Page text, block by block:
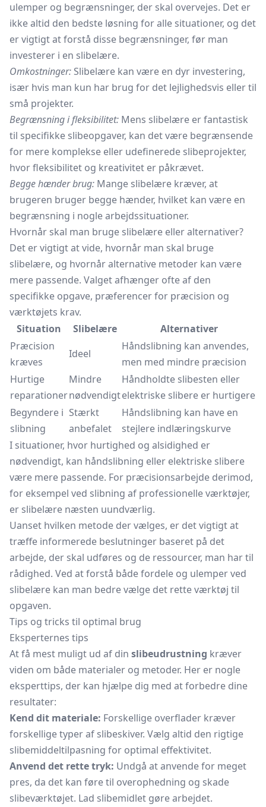
ulemper og begrænsninger, der skal overvejes. Det er
ikke altid den bedste løsning for alle situationer, og det
er vigtigt at forstå disse begrænsninger, før man
investerer i en slibelære.
Omkostninger: Slibelære kan være en dyr investering,
især hvis man kun har brug for det lejlighedsvis eller til
små projekter.
Begrænsning i fleksibilitet: Mens slibelære er fantastisk
til specifikke slibeopgaver, kan det være begrænsende
for mere komplekse eller udefinerede slibeprojekter,
hvor fleksibilitet og kreativitet er påkrævet.
Begge hænder brug: Mange slibelære kræver, at
brugeren bruger begge hænder, hvilket kan være en
begrænsning i nogle arbejdssituationer.
Hvornår skal man bruge slibelære eller alternativer?
Det er vigtigt at vide, hvornår man skal bruge
slibelære, og hvornår alternative metoder kan være
mere passende. Valget afhænger ofte af den
specifikke opgave, præferencer for præcision og
værktøjets krav.
Situation
Slibelære
Alternativer
Præcision
kræves
Ideel
Håndslibning kan anvendes,
men med mindre præcision
Hurtige
reparationer
Mindre
nødvendigt
Håndholdte slibesten eller
elektriske slibere er hurtigere
Begyndere i
slibning
Stærkt
anbefalet
Håndslibning kan have en
stejlere indlæringskurve
I situationer, hvor hurtighed og alsidighed er
nødvendigt, kan håndslibning eller elektriske slibere
være mere passende. For præcisionsarbejde derimod,
for eksempel ved slibning af professionelle værktøjer,
er slibelære næsten uundværlig.
Uanset hvilken metode der vælges, er det vigtigt at
træffe informerede beslutninger baseret på det
arbejde, der skal udføres og de ressourcer, man har til
rådighed. Ved at forstå både fordele og ulemper ved
slibelære kan man bedre vælge det rette værktøj til
opgaven.
Tips og tricks til optimal brug
Eksperternes tips
At få mest muligt ud af din slibeudrustning kræver
viden om både materialer og metoder. Her er nogle
eksperttips, der kan hjælpe dig med at forbedre dine
resultater:
Kend dit materiale: Forskellige overflader kræver
forskellige typer af slibeskiver. Vælg altid den rigtige
slibemiddeltilpasning for optimal effektivitet.
Anvend det rette tryk: Undgå at anvende for meget
pres, da det kan føre til overophedning og skade
slibeværktøjet. Lad slibemidlet gøre arbejdet.